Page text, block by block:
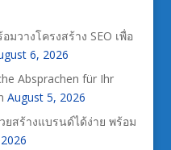
วางโครงสร้าง SEO เพื่อ
6, 2026
Absprachen für Ihr
August 5, 2026
ยสร้างแบรนด์ได้ง่าย พร้อม